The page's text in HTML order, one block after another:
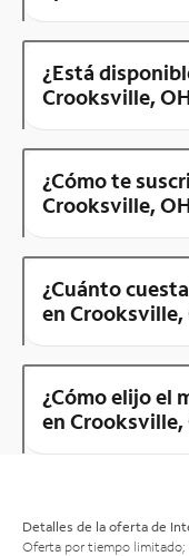
¿Está
Crooksville,
¿Cómo te
Crooksville,
¿Cuánto
en Crooksville,
¿Cómo elijo el
en Crooksville,
Detalles de la oferta de
Oferta por tiempo limitado;